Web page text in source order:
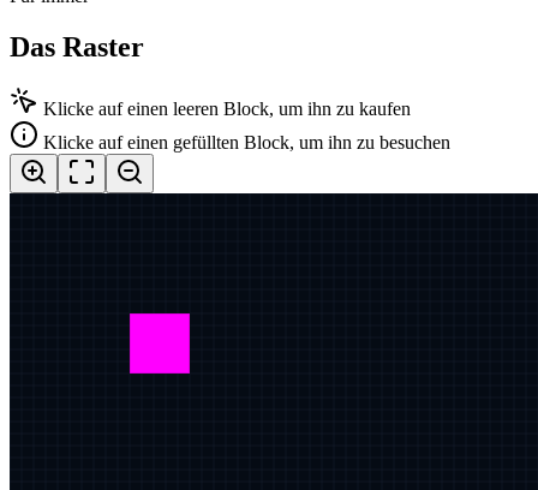
Das Raster
Klicke auf einen leeren Block, um ihn zu kaufen
Klicke auf einen gefüllten Block, um ihn zu besuchen